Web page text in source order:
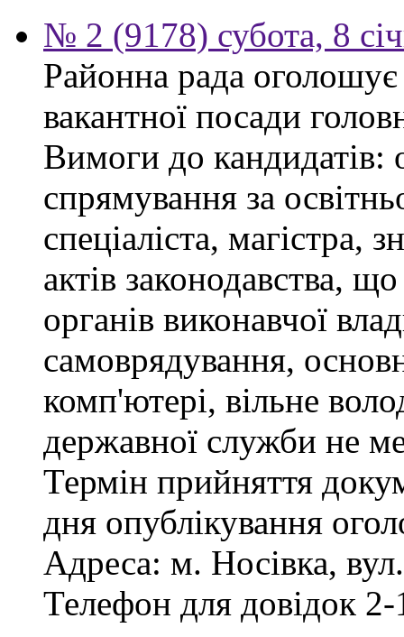
№ 2 (9178) субота, 8
Районна рада
вакантної посади
Вимоги до кандидатів:
спрямування за
спеціаліста, магістра,
актів законодавства,
органів виконавчої
самоврядування,
комп'ютері, вільне
державної служби не
Термін прийняття
дня опублікування
Адреса: м. Носівка,
Телефон для довідок